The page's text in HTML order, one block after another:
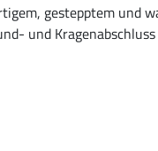
gestepptem und
und